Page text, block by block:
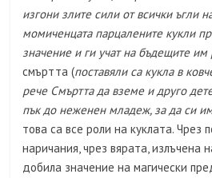
изгони злите сили от всички ъгли
момиченцата парцалените кукли
значение и ги учат на бъдещите
смъртта (поставяли са кукла в
рече Смъртта да вземе и друго
пък до неженен младеж, за да си
това са все роли на куклата. Чрез
наричания, чрез вярата, излъчена
добила значение на магически